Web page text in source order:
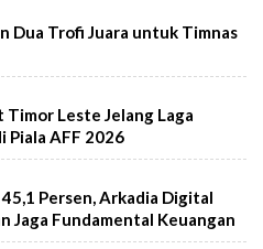
Dua Trofi Juara untuk Timnas
Leste Jelang Laga
Piala AFF 2026
Persen, Arkadia Digital
Jaga Fundamental Keuangan